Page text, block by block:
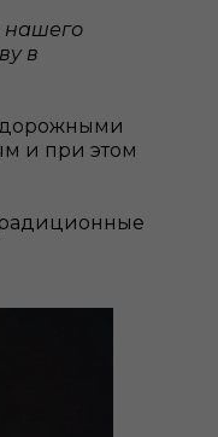
нашего
в
и при этом